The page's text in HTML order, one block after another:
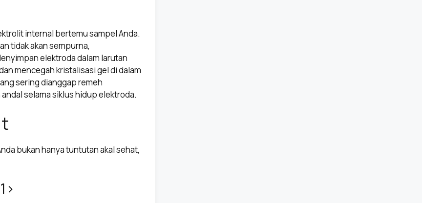
internal bertemu sampel Anda.
tidak akan sempurna,
elektroda dalam larutan
mencegah kristalisasi gel di dalam
sering dianggap remeh
selama siklus hidup elektroda.
bukan hanya tuntutan akal sehat,